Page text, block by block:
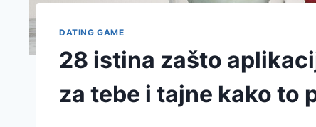
DATING GAME
28 istina zašto
za tebe i tajne kako to